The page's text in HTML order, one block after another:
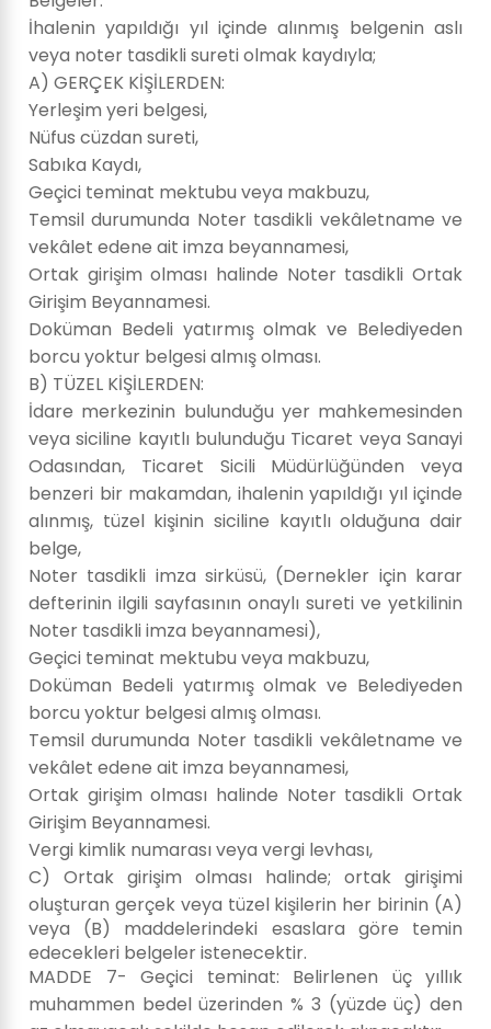
İhalenin yapıldığı yıl içinde alınmış belgenin aslı
veya noter tasdikli sureti olmak kaydıyla;
A) GERÇEK KİŞİLERDEN:
Yerleşim yeri belgesi,
Nüfus cüzdan sureti,
Sabıka Kaydı,
Geçici teminat mektubu veya makbuzu,
Temsil durumunda Noter tasdikli vekâletname ve
vekâlet edene ait imza beyannamesi,
Ortak girişim olması halinde Noter tasdikli Ortak
Girişim Beyannamesi.
Doküman Bedeli yatırmış olmak ve Belediyeden
borcu yoktur belgesi almış olması.
B) TÜZEL KİŞİLERDEN:
İdare merkezinin bulunduğu yer mahkemesinden
veya siciline kayıtlı bulunduğu Ticaret veya Sanayi
Odasından, Ticaret Sicili Müdürlüğünden veya
benzeri bir makamdan, ihalenin yapıldığı yıl içinde
alınmış, tüzel kişinin siciline kayıtlı olduğuna dair
belge,
Noter tasdikli imza sirküsü, (Dernekler için karar
defterinin ilgili sayfasının onaylı sureti ve yetkilinin
Noter tasdikli imza beyannamesi),
Geçici teminat mektubu veya makbuzu,
Doküman Bedeli yatırmış olmak ve Belediyeden
borcu yoktur belgesi almış olması.
Temsil durumunda Noter tasdikli vekâletname ve
vekâlet edene ait imza beyannamesi,
Ortak girişim olması halinde Noter tasdikli Ortak
Girişim Beyannamesi.
Vergi kimlik numarası veya vergi levhası,
C) Ortak girişim olması halinde; ortak girişimi
oluşturan gerçek veya tüzel kişilerin her birinin (A)
veya (B) maddelerindeki esaslara göre temin
edecekleri belgeler istenecektir.
MADDE 7- Geçici teminat: Belirlenen üç yıllık
muhammen bedel üzerinden % 3 (yüzde üç) den